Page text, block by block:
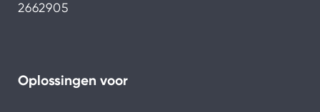
2662905
Oplossingen voor